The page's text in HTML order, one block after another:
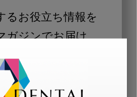
るお役立ち情報を
ガジンでお届け
た職種（歯科医師、歯